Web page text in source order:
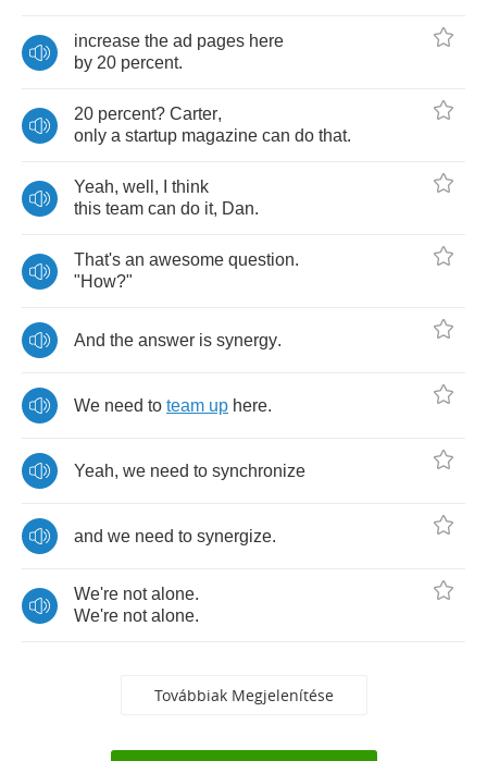
increase the ad pages here
by 20 percent.
20 percent? Carter,
only a startup magazine can do that.
Yeah, well ,
think
this team can do it, Dan.
That's an awesome question.
"How?"
And the answer is synergy.
We need to team up here.
Yeah, we need to synchronize
and we need to synergize.
We're not alone.
We're not alone.
Továbbiak Megjelenítése